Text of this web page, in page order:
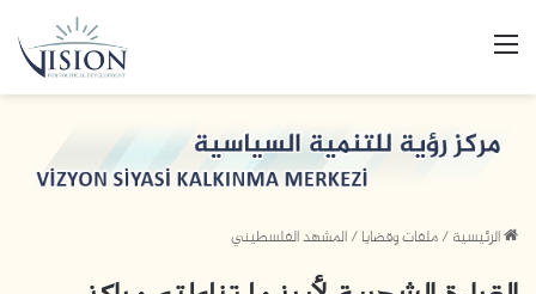
الرئيسية/ملفات وقضايا/المشهد الفلسطيني